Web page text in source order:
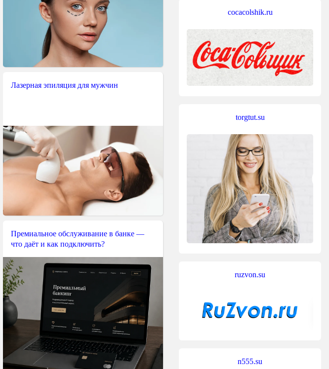
Лазерная эпиляция для мужчин
Премиальное обслуживание в банке —
что даёт и как подключить?
cocacolshik.ru
torgtut.su
ruzvon.su
n555.su